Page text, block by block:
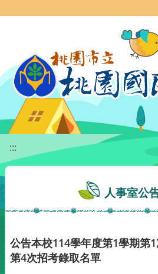
:::
人事室公
公告本校114學年度第1學期第
第4次招考錄取名單